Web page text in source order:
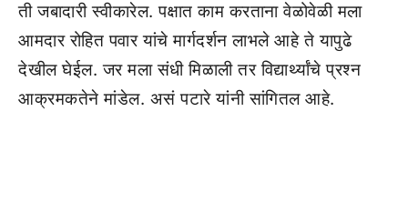
ती जबादारी स्वीकारेल. पक्षात काम करताना वेळोवेळी मला
आमदार रोहित पवार यांचे मार्गदर्शन लाभले आहे ते यापुढे
देखील घेईल. जर मला संधी मिळाली तर विद्यार्थ्यांचे प्रश्न
आक्रमकतेने मांडेल. असं पटारे यांनी सांगितल आहे.